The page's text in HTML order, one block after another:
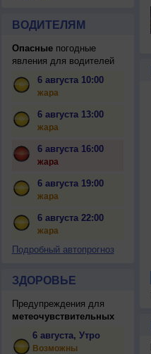
ВОДИТЕЛЯМ
Опасныепогодные
явления для водителей
6 августа 10:00
жара
6 августа 13:00
жара
6 августа 16:00
жара
6 августа 19:00
жара
6 августа 22:00
жара
Подробный автопрогноз
ЗДОРОВЬЕ
Предупреждения для
метеочувствительных
6 августа, Утро
Возможны